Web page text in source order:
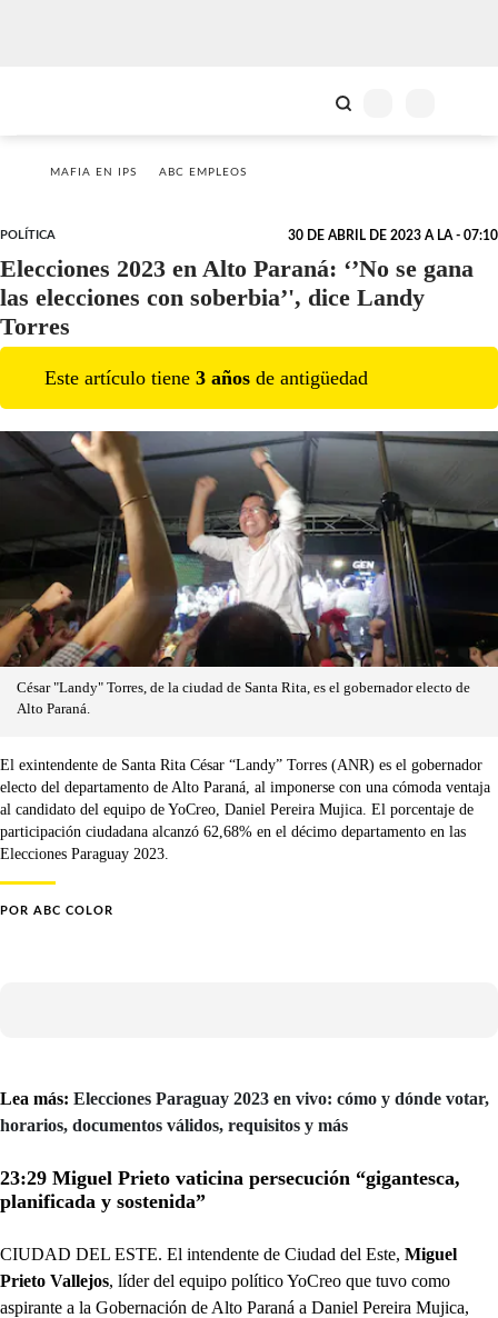
MAFIA EN IPS ABC EMPLEOS
POLÍTICA 30 DE ABRIL DE 2023 A LA - 07:10
Elecciones 2023 en Alto Paraná: ‘’No se gana
las elecciones con soberbia’', dice Landy
Torres
Este artículo tiene 3 años de antigüedad
César "Landy" Torres, de la ciudad de Santa Rita, es el gobernador electo de
Alto Paraná.
El exintendente de Santa Rita César “Landy” Torres (ANR) es el gobernador
electo del departamento de Alto Paraná, al imponerse con una cómoda ventaja
al candidato del equipo de YoCreo, Daniel Pereira Mujica. El porcentaje de
participación ciudadana alcanzó 62,68% en el décimo departamento en las
Elecciones Paraguay 2023.
POR ABC COLOR
Lea más: Elecciones Paraguay 2023 en vivo: cómo y dónde votar,
horarios, documentos válidos, requisitos y más
23:29 Miguel Prieto vaticina persecución “gigantesca,
planificada y sostenida”
CIUDAD DEL ESTE. El intendente de Ciudad del Este, Miguel
Prieto Vallejos, líder del equipo político YoCreo que tuvo como
aspirante a la Gobernación de Alto Paraná a Daniel Pereira Mujica,